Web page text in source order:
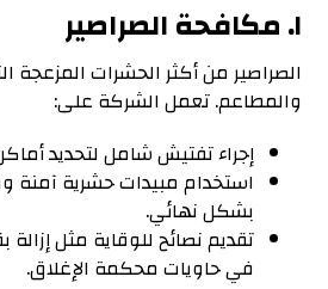
١. مكافحة الصراصير
الصراصير من أكثر الحشرات المزعجة
والمطاعم. تعمل الشركة على:
إجراء تفتيش شامل لتحديد
استخدام مبيدات حشرية آمنة
بشكل نهائي.
تقديم نصائح للوقاية مثل
في حاويات محكمة الإغلاق.